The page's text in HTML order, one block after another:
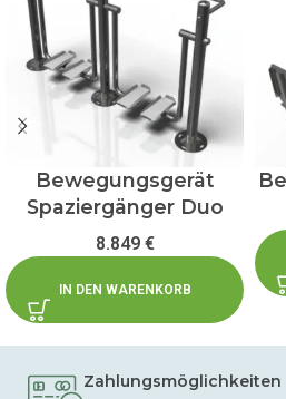
Bewegungsgerät
Spaziergänger Duo
8.849 €
IN DEN WARENKORB
Zahlungsmöglichkeiten